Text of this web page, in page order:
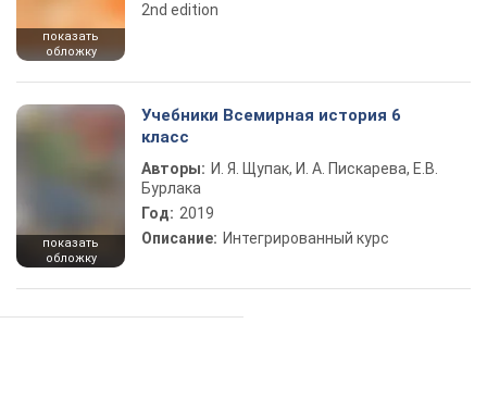
показать
обложку
2nd edition
показать
обложку
Учебники Всемирная история 6
класс
Авторы: И. Я. Щупак, И. А. Пискарева, Е.В.
Бурлака
Год: 2019
Описание: Интегрированный курс